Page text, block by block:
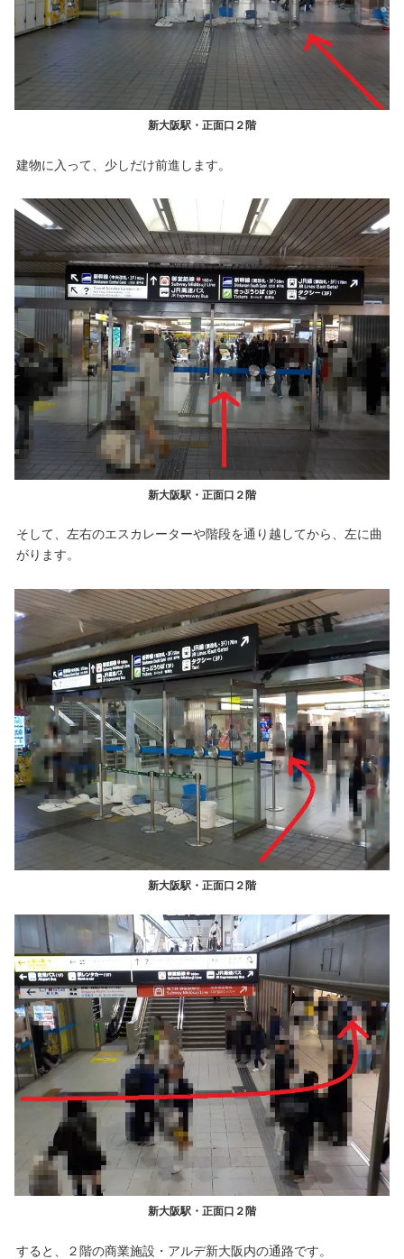
新大阪駅・正面口２階
建物に入って、少しだけ前進します。
新大阪駅・正面口２階
そして、左右のエスカレーターや階段を通り越してから、左に曲
がります。
新大阪駅・正面口２階
新大阪駅・正面口２階
すると、２階の商業施設・アルデ新大阪内の通路です。